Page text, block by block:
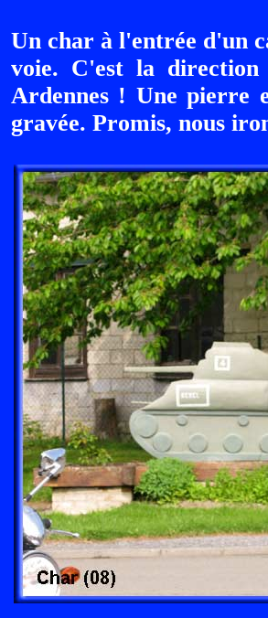
Un char à l'entrée d'un
voie. C'est la
Ardennes ! Une pierre
gravée. Promis, nous